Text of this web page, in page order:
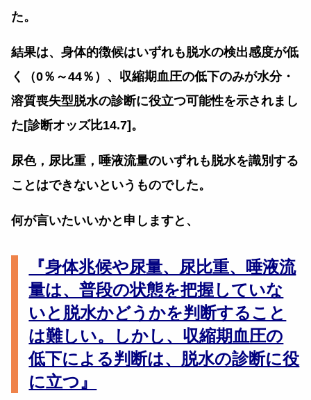
た。
結果は、身体的徴候はいずれも脱水の検出感度が低
く（0％～44％）、収縮期血圧の低下のみが水分・
溶質喪失型脱水の診断に役立つ可能性を示されまし
た[診断オッズ比14.7]。
尿色，尿比重，唾液流量のいずれも脱水を識別する
ことはできないというものでした。
何が言いたいいかと申しますと、
『身体兆候や尿量、尿比重、唾液流
量は、普段の状態を把握していな
いと脱水かどうかを判断すること
は難しい。しかし、収縮期血圧の
低下による判断は、脱水の診断に役
に立つ』